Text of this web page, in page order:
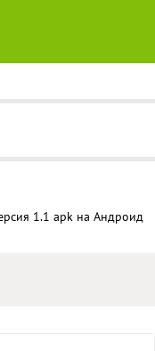
1.1 apk на Андроид